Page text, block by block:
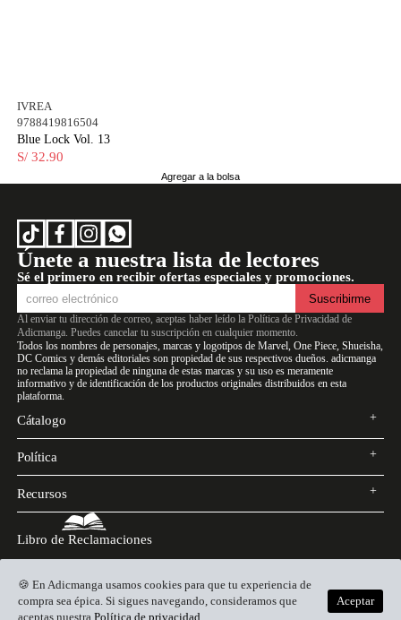
IVREA
9788419816504
Blue Lock Vol. 13
S/ 32.90
Agregar a la bolsa
Únete a nuestra lista de lectores
Sé el primero en recibir ofertas especiales y promociones.
Suscribirme
Al enviar tu dirección de correo, aceptas haber leído la Política de Privacidad de
Adicmanga. Puedes cancelar tu suscripción en cualquier momento.
Todos los nombres de personajes, marcas y logotipos de Marvel, One Piece, Shueisha,
DC Comics y demás editoriales son propiedad de sus respectivos dueños. adicmanga
no reclama la propiedad de ninguna de estas marcas y su uso es meramente
informativo y de identificación de los productos originales distribuidos en esta
plataforma.
Cátalogo
Menu
Menu
Política
Menu
Menu
Recursos
Menu
Menu
Libro de Reclamaciones
Copyright © 2026. RUC 10764063339 ADICMANGA BOOK STORE.
🍪 En Adicmanga usamos cookies para que tu experiencia de
compra sea épica. Si sigues navegando, consideramos que
aceptas nuestra Política de privacidad
Aceptar